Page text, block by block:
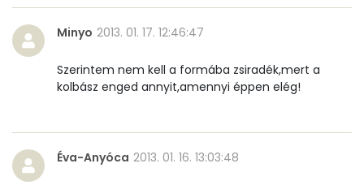
Kolin:
Retinol - A vitamin:
181 micro
Minyo 2013. 01. 17. 12:46:47
Szerintem nem kell a formába zsiradék,mert a
kolbász enged annyit,amennyi éppen elég!
Éva-Anyóca 2013. 01. 16. 13:03:48